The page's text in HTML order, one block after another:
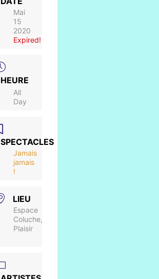
Mai
15
2020
Expired!
HEURE
All
Day
SPECTACLES
Jamais
jamais
!
LIEU
Espace
Coluche,
Plaisir